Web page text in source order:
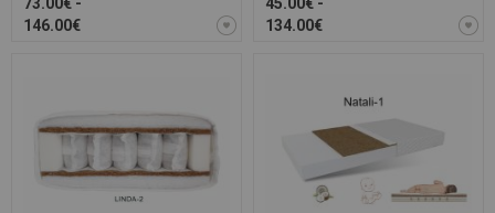
146.00€
134.00€